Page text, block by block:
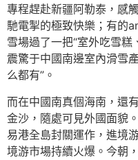
專程趕赴新疆阿勒泰，感
馳電掣的極致快樂；有的
雪場過了一把“室外吃雪糕
震驚于中國南邊室內滑雪
么都有”。
而在中國南真個海南，還
金沙，隨處可見外國面貌
易港全島封關運作，進境
境游市場持續火爆。今朝